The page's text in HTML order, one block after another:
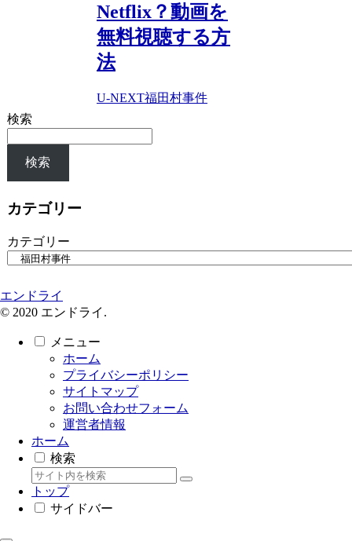
Netflix？動画を
無料視聴する方
法
U-NEXT福田村事件
検索
検索
カテゴリー
カテゴリー
エンドライ
© 2020 エンドライ.
メニュー
ホーム
プライバシーポリシー
サイトマップ
お問い合わせフォーム
運営者情報
ホーム
検索
トップ
サイドバー